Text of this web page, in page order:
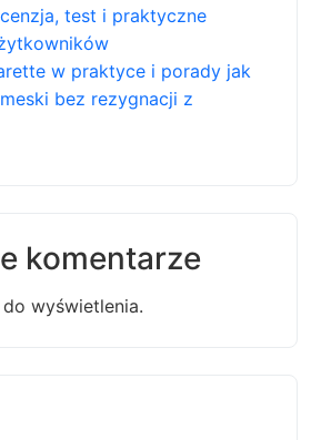
test i praktyczne
w praktyce i porady jak
bez rezygnacji z
komentarze
wyświetlenia.